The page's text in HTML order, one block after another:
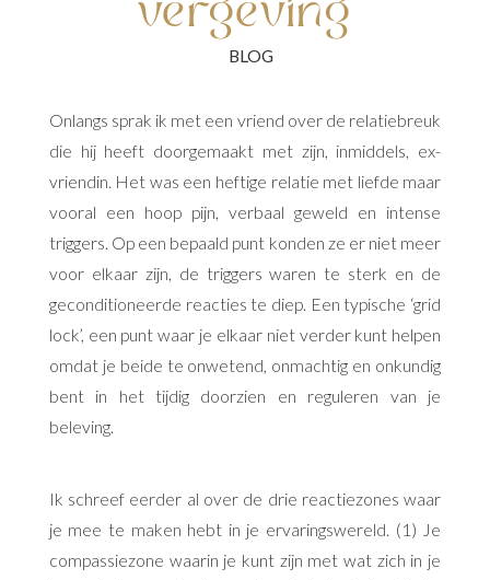
vergeving
Onlangs sprak ik met een vriend over de relatiebreuk
die hij heeft doorgemaakt met zijn, inmiddels, ex-
vriendin. Het was een heftige relatie met liefde maar
vooral een hoop pijn, verbaal geweld en intense
triggers. Op een bepaald punt konden ze er niet meer
voor elkaar zijn, de triggers waren te sterk en de
geconditioneerde reacties te diep. Een typische ‘grid
lock’, een punt waar je elkaar niet verder kunt helpen
omdat je beide te onwetend, onmachtig en onkundig
bent in het tijdig doorzien en reguleren van je
beleving.
Ik schreef eerder al over de drie reactiezones waar
je mee te maken hebt in je ervaringswereld. (1) Je
compassiezone waarin je kunt zijn met wat zich in je